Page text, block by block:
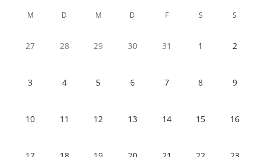
M D M D F S S
27 28 29 30 31 1 2
3 4 5 6 7 8 9
10 11 12 13 14 15 16